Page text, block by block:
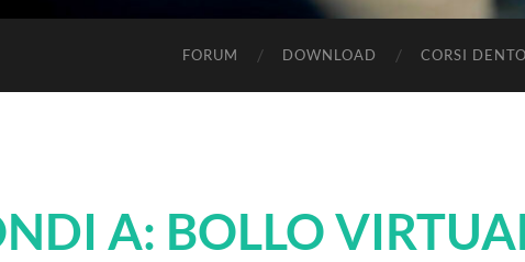
FORUM DOWNLOAD CORSI DENTO
A: BOLLO